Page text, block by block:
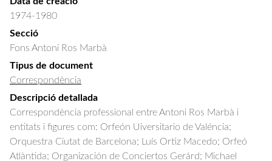
1974-1980
Secció
Fons Antoni Ros Marbà
Tipus de document
Correspondència
Descripció detallada
Correspondència professional entre Antoni Ros Marbà i
entitats i figures com: Orfeón Uiversitario de Valéncia;
Orquestra Ciutat de Barcelona; Luís Ortiz Macedo; Orfeó
Atlàntida; Organización de Conciertos Gerárd; Michael